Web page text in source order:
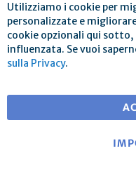
Spedizione
Utilizziamo i cookie per
personalizzate e
cookie opzionali qui sotto,
influenzata. Se vuoi
sulla Privacy.